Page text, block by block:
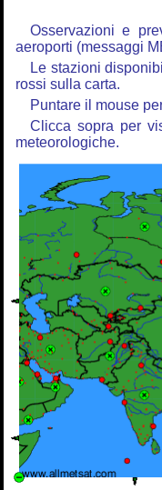
Osservazioni e
aeroporti (messaggi
Le stazioni
rossi sulla carta.
Puntare il mouse
Clicca sopra per
meteorologiche.